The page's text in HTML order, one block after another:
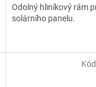
Odolný hliníkový rám
solárního panelu.